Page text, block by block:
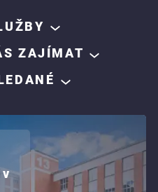
ZAJÍMAT
v